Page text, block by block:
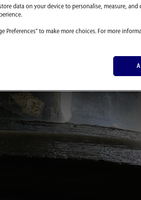
対応につ
data on your device to personalise, measure,
Preferences” to make more choices. For more